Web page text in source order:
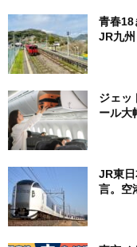
青春18
JR九
ジェッ
ール大
JR東
言。空